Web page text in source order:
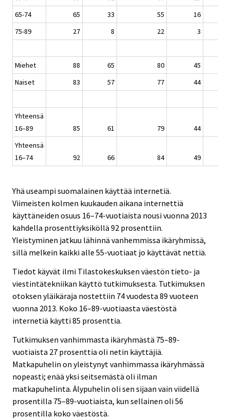
65-74
65 33 55
16
75-89
27 8 22 3
Miehet 88 65 80
45
Naiset
83 57 77 44
Yhteensä
16–89
85 61 79
44
Yhteensä
16–74
92 66 84 49
Yhä useampi suomalainen käyttää internetiä.
Viimeisten kolmen kuukauden aikana internettiä
käyttäneiden osuus 16–74-vuotiaista nousi vuonna 2013
kahdella prosenttiyksiköllä 92 prosenttiin.
Yleistyminen jatkuu lähinnä vanhemmissa ikäryhmissä,
sillä melkein kaikki alle 55-vuotiaat jo käyttävät nettiä.
Tiedot käyvät ilmi Tilastokeskuksen väestön tieto- ja
viestintätekniikan käyttö tutkimuksesta. Tutkimuksen
otoksen yläikäraja nostettiin 74 vuodesta 89 vuoteen
vuonna 2013. Koko 16–89-vuotiaasta väestöstä
internetiä käytti 85 prosenttia.
Tutkimuksen vanhimmasta ikäryhmästä 75–89-
vuotiaista 27 prosenttia oli netin käyttäjiä.
Matkapuhelin on yleistynyt vanhimmassa ikäryhmässä
nopeasti; enää yksi seitsemästä oli ilman
matkapuhelinta. Älypuhelin oli sen sijaan vain viidellä
prosentilla 75–89-vuotiaista, kun sellainen oli 56
prosentilla koko väestöstä.